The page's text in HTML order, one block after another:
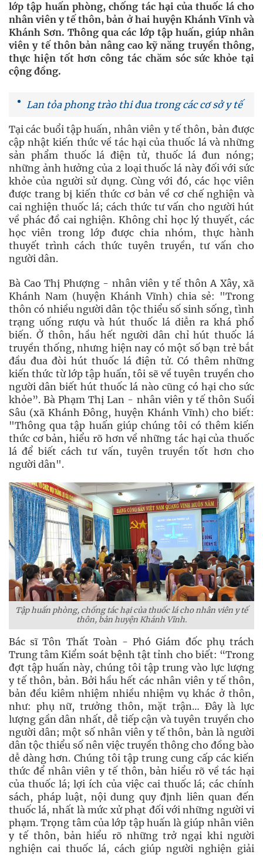
lớp tập huấn phòng, chống tác hại của thuốc lá cho
nhân viên y tế thôn, bản ở hai huyện Khánh Vĩnh và
Khánh Sơn. Thông qua các lớp tập huấn, giúp nhân
viên y tế thôn bản nâng cao kỹ năng truyền thông,
thực hiện tốt hơn công tác chăm sóc sức khỏe tại
cộng đồng.
Lan tỏa phong trào thi đua trong các cơ sở y tế
Tại các buổi tập huấn, nhân viên y tế thôn, bản được
cập nhật kiến thức về tác hại của thuốc lá và những
sản phẩm thuốc lá điện tử, thuốc lá đun nóng;
những ảnh hưởng của 2 loại thuốc lá này đối với sức
khỏe của người sử dụng. Cùng với đó, các học viên
được trang bị kiến thức cơ bản về cơ chế nghiện và
cai nghiện thuốc lá; cách thức tư vấn cho người hút
về phác đồ cai nghiện. Không chỉ học lý thuyết, các
học viên trong lớp được chia nhóm, thực hành
thuyết trình cách thức tuyên truyền, tư vấn cho
người dân.
Bà Cao Thị Phượng - nhân viên y tế thôn A Xây, xã
Khánh Nam (huyện Khánh Vĩnh) chia sẻ: "Trong
thôn có nhiều người dân tộc thiểu số sinh sống, tình
trạng uống rượu và hút thuốc lá diễn ra khá phổ
biến. Ở thôn, hầu hết người dân chỉ hút thuốc lá
truyền thống, nhưng hiện nay có một số bạn trẻ bắt
đầu đua đòi hút thuốc lá điện tử. Có thêm những
kiến thức từ lớp tập huấn, tôi sẽ về tuyên truyền cho
người dân biết hút thuốc lá nào cũng có hại cho sức
khỏe”. Bà Phạm Thị Lan - nhân viên y tế thôn Suối
Sâu (xã Khánh Đông, huyện Khánh Vĩnh) cho biết:
"Thông qua tập huấn giúp chúng tôi có thêm kiến
thức cơ bản, hiểu rõ hơn về những tác hại của thuốc
lá để biết cách tư vấn, tuyên truyền tốt hơn cho
người dân".
Tập huấn phòng, chống tác hại của thuốc lá cho nhân viên y tế
thôn, bản huyện Khánh Vĩnh.
Bác sĩ Tôn Thất Toàn - Phó Giám đốc phụ trách
Trung tâm Kiểm soát bệnh tật tỉnh cho biết: “Trong
đợt tập huấn này, chúng tôi tập trung vào lực lượng
y tế thôn, bản. Bởi hầu hết các nhân viên y tế thôn,
bản đều kiêm nhiệm nhiều nhiệm vụ khác ở thôn,
như: phụ nữ, trưởng thôn, mặt trận… Đây là lực
lượng gần dân nhất, dễ tiếp cận và tuyên truyền cho
người dân; một số nhân viên y tế thôn, bản là người
dân tộc thiểu số nên việc truyền thông cho đồng bào
dễ dàng hơn. Chúng tôi tập trung cung cấp các kiến
thức để nhân viên y tế thôn, bản hiểu rõ về tác hại
của thuốc lá; lợi ích của việc cai thuốc lá; các chính
sách, pháp luật, nội dung quy định liên quan đến
thuốc lá, nhất là mức xử phạt đối với những người vi
phạm. Trọng tâm của lớp tập huấn là giúp nhân viên
y tế thôn, bản hiểu rõ những trở ngại khi người
nghiện cai thuốc lá, cách giúp người nghiện giải